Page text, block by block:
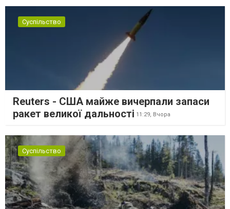
Суспільство
Reuters - США майже вичерпали запаси
ракет великої дальності 11:29, Вчора
Суспільство